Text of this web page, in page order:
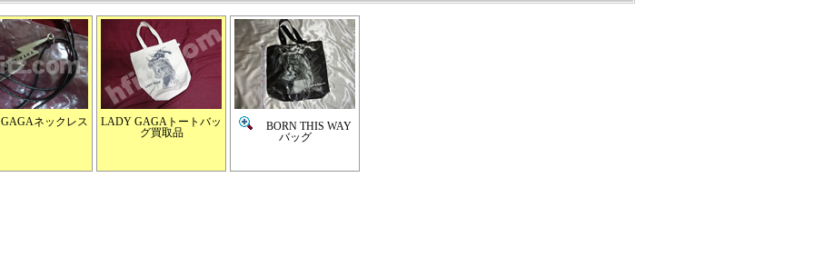
ネックレス
LADY GAGAトートバッ
グ買取品
BORN THIS WAY
バッグ